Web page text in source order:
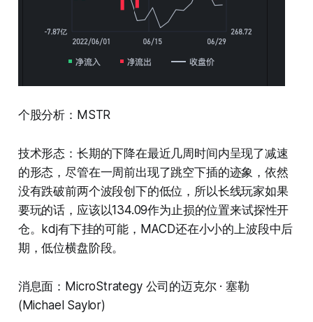
个股分析：MSTR
技术形态：长期的下降在最近几周时间内呈现了减速
的形态，尽管在一周前出现了跳空下插的迹象，依然
没有跌破前两个波段创下的低位，所以长线玩家如果
要玩的话，应该以134.09作为止损的位置来试探性开
仓。kdj有下挂的可能，MACD还在小小的上波段中后
期，低位横盘阶段。
消息面：MicroStrategy 公司的迈克尔 · 塞勒
(Michael Saylor)